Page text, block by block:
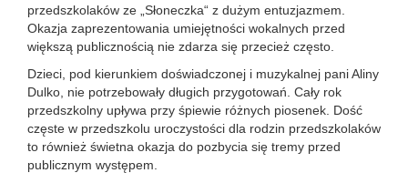
przedszkolaków ze „Słoneczka“ z dużym entuzjazmem.
Okazja zaprezentowania umiejętności wokalnych przed
większą publicznością nie zdarza się przecież często.
Dzieci, pod kierunkiem doświadczonej i muzykalnej pani Aliny
Dulko, nie potrzebowały długich przygotowań. Cały rok
przedszkolny upływa przy śpiewie różnych piosenek. Dość
częste w przedszkolu uroczystości dla rodzin przedszkolaków
to również świetna okazja do pozbycia się tremy przed
publicznym występem.